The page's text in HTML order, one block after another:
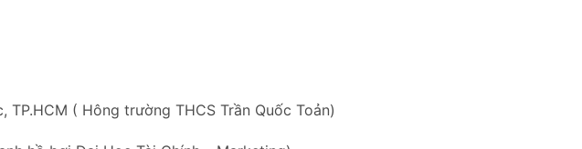
( Hông trường THCS Trần Quốc Toản)